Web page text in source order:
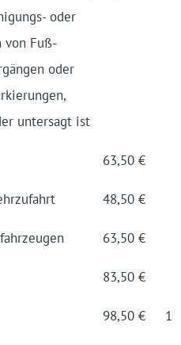
oder
von Fuß­
oder
untersagt ist
63,50 €
48,50 €
63,50 €
83,50 €
98,50 € 1